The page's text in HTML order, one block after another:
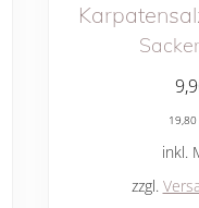
19,80
inkl.
zzgl.